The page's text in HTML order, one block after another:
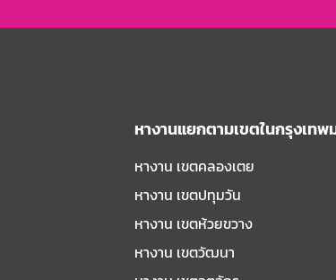
หางานแยกตามเขตในกรุงเทพ
หางาน เขตคลองเตย
หางาน เขตปทุมวัน
หางาน เขตห้วยขวาง
หางาน เขตวัฒนา